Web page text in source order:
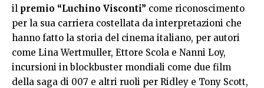
il premio “Luchino Visconti” come riconoscimento
per la sua carriera costellata da interpretazioni che
hanno fatto la storia del cinema italiano, per autori
come Lina Wertmuller, Ettore Scola e Nanni Loy,
incursioni in blockbuster mondiali come due film
della saga di 007 e altri ruoli per Ridley e Tony Scott,